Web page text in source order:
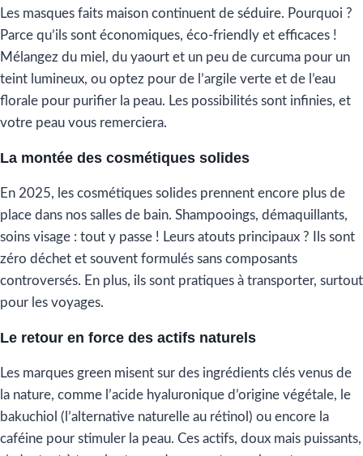
Les masques faits maison continuent de séduire. Pourquoi ?
Parce qu’ils sont économiques, éco-friendly et efficaces !
Mélangez du miel, du yaourt et un peu de curcuma pour un
teint lumineux, ou optez pour de l’argile verte et de l’eau
florale pour purifier la peau. Les possibilités sont infinies, et
votre peau vous remerciera.
La montée des cosmétiques solides
En 2025, les cosmétiques solides prennent encore plus de
place dans nos salles de bain. Shampooings, démaquillants,
soins visage : tout y passe ! Leurs atouts principaux ? Ils sont
zéro déchet et souvent formulés sans composants
controversés. En plus, ils sont pratiques à transporter, surtout
pour les voyages.
Le retour en force des actifs naturels
Les marques green misent sur des ingrédients clés venus de
la nature, comme l’acide hyaluronique d’origine végétale, le
bakuchiol (l’alternative naturelle au rétinol) ou encore la
caféine pour stimuler la peau. Ces actifs, doux mais puissants,